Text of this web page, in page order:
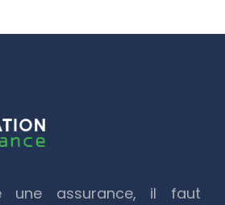
une assurance, il faut